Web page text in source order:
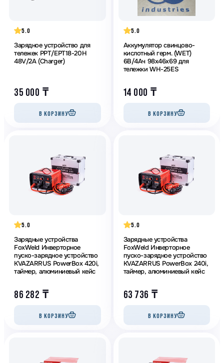
5.0
Зарядное устройство для
тележек PPT/EPT18-20H
48V/2A (Charger)
35 000 ₸
В КОРЗИНУ
5.0
Аккумулятор свинцово-
кислотный герм. (WET)
6В/4Ач 98х46х69 для
тележки WH-25ES
14 000 ₸
В КОРЗИНУ
5.0
Зарядные устройства
FoxWeld Инверторное
пуско-зарядное устройство
KVAZARRUS PowerBox 420i,
таймер, алюминиевый кейс
86 282 ₸
В КОРЗИНУ
5.0
Зарядные устройства
FoxWeld Инверторное
пуско-зарядное устройство
KVAZARRUS PowerBox 240i,
таймер, алюминиевый кейс
63 736 ₸
В КОРЗИНУ